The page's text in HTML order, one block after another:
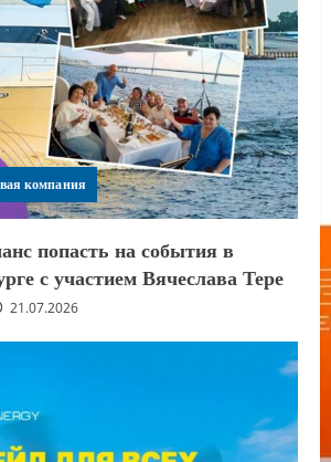
компания
попасть на события в
с участием Вячеслава Тере
21.07.2026